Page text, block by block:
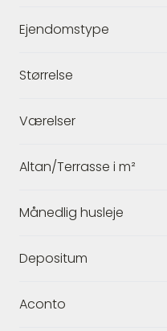
Ejendomstype
Størrelse
Værelser
Altan/Terrasse i m²
Månedlig husleje
Depositum
Aconto